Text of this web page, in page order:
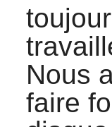
Nous
faire